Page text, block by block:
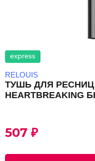
express
RELOUIS
ТУШЬ ДЛЯ
507 ₽